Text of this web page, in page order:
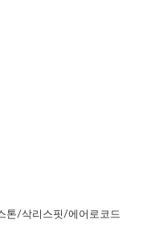
톤/삭리스핏/에어로코드